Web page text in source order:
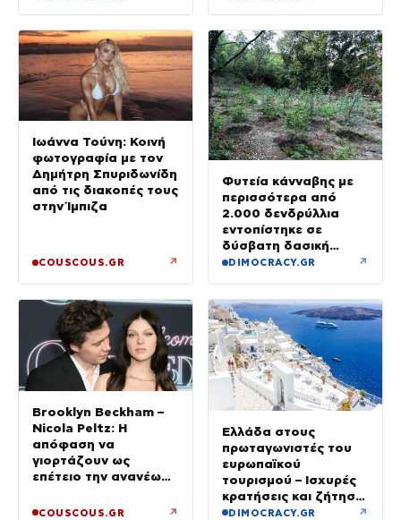
Ιωάννα Τούνη: Κοινή
φωτογραφία με τον
Δημήτρη Σπυριδωνίδη
από τις διακοπές τους
στην Ίμπιζα
COUSCOUS.GR ↗
Φυτεία κάνναβης με
περισσότερα από
2.000 δενδρύλλια
εντοπίστηκε σε
δύσβατη δασική
περιοχή στη Φθιώτιδα
DIMOCRACY.GR ↗
Brooklyn Beckham –
Nicola Peltz: Η
απόφαση να
γιορτάζουν ως
επέτειο την ανανέωση
«Είχε καταλήξει να
COUSCOUS.GR ↗
Ελλάδα στους
πρωταγωνιστές του
ευρωπαϊκού
τουρισμού – Ισχυρές
κρατήσεις και ζήτηση
πέρα από το
DIMOCRACY.GR ↗